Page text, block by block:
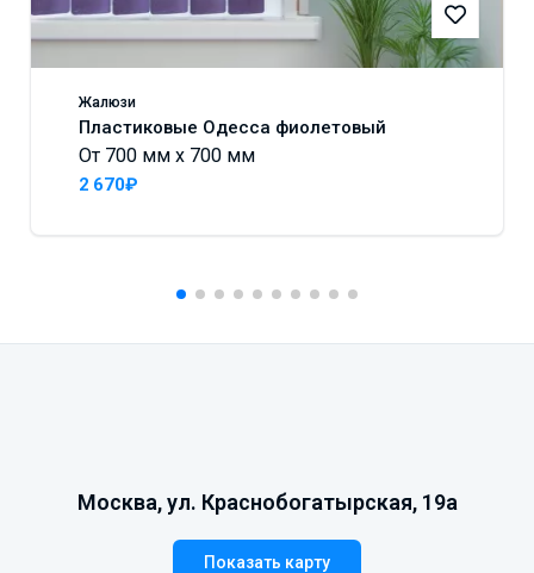
Жалюзи
Пластиковые Одесса фиолетовый
От 700 мм x 700 мм
2 670₽
Москва, ул. Краснобогатырская, 19а
Показать карту